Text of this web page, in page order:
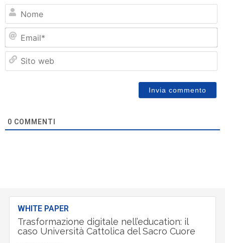
0 COMMENTI
WHITE PAPER
Trasformazione digitale nell’education: il
caso Università Cattolica del Sacro Cuore